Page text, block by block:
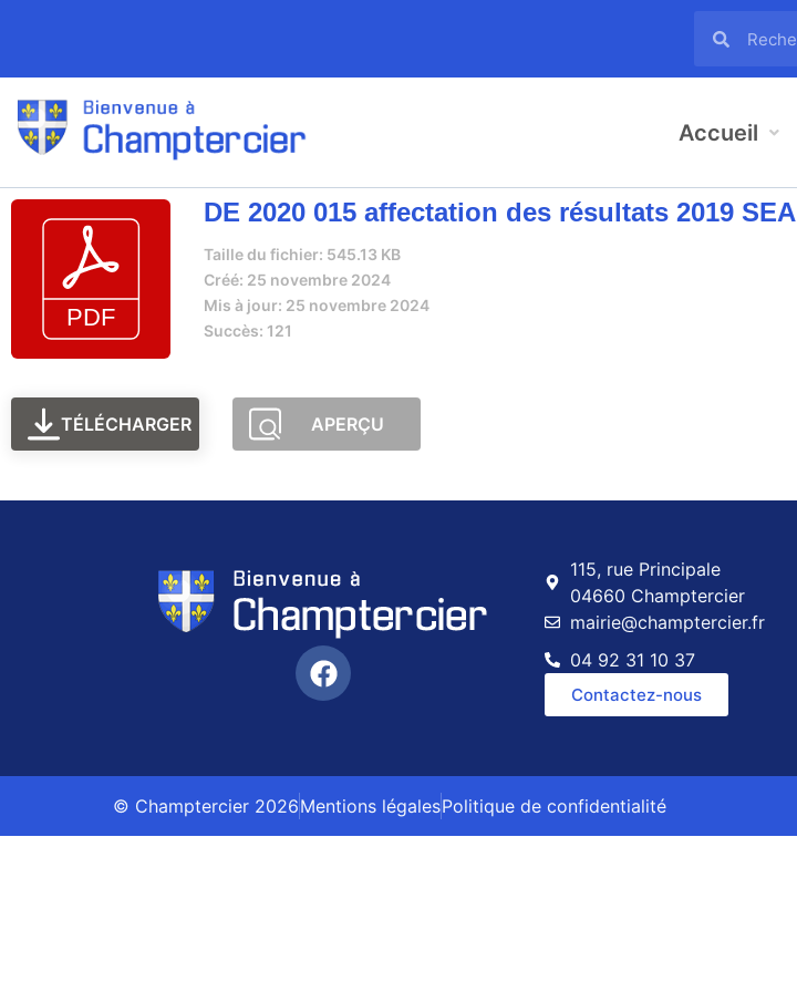
Accueil
DE 2020 015 affectation des résultats 2019 SEA
Taille du fichier: 545.13 KB
Créé: 25 novembre 2024
Mis à jour: 25 novembre 2024
Succès: 121
TÉLÉCHARGER APERÇU
115, rue Principale
04660 Champtercier
mairie@champtercier.fr
04 92 31 10 37
Contactez-nous
© Champtercier 2026Mentions légalesPolitique de confidentialité